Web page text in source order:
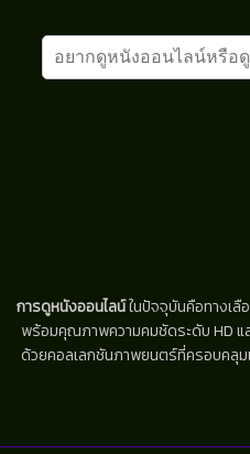
การดูหนังออนไลน์ในปัจจุบันคือทางเลื
พร้อมคุณภาพความคมชัดระดับ HD แ
ด้วยคอลเลกชันภาพยนตร์ที่ครอบคลุม